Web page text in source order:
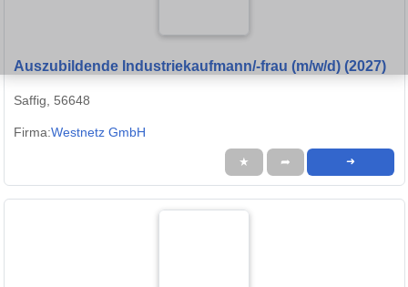
Auszubildende Industriekaufmann/-frau (m/w/d) (2027)
Saffig, 56648
Firma:Westnetz GmbH
★ ➦ ➜